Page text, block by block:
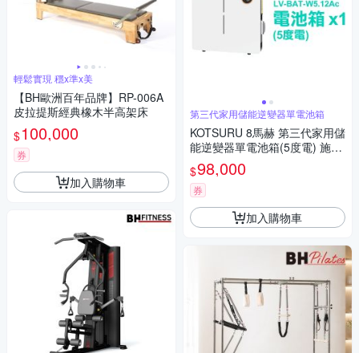
輕鬆實現 穩x準x美
【BH歐洲百年品牌】RP-006A
皮拉提斯經典橡木半高架床
$100,000
券
加入購物車
第三代家用儲能逆變器單電池箱
KOTSURU 8馬赫 第三代家用儲
能逆變器單電池箱(5度電) 施工
另計現場估價
$98,000
券
加入購物車